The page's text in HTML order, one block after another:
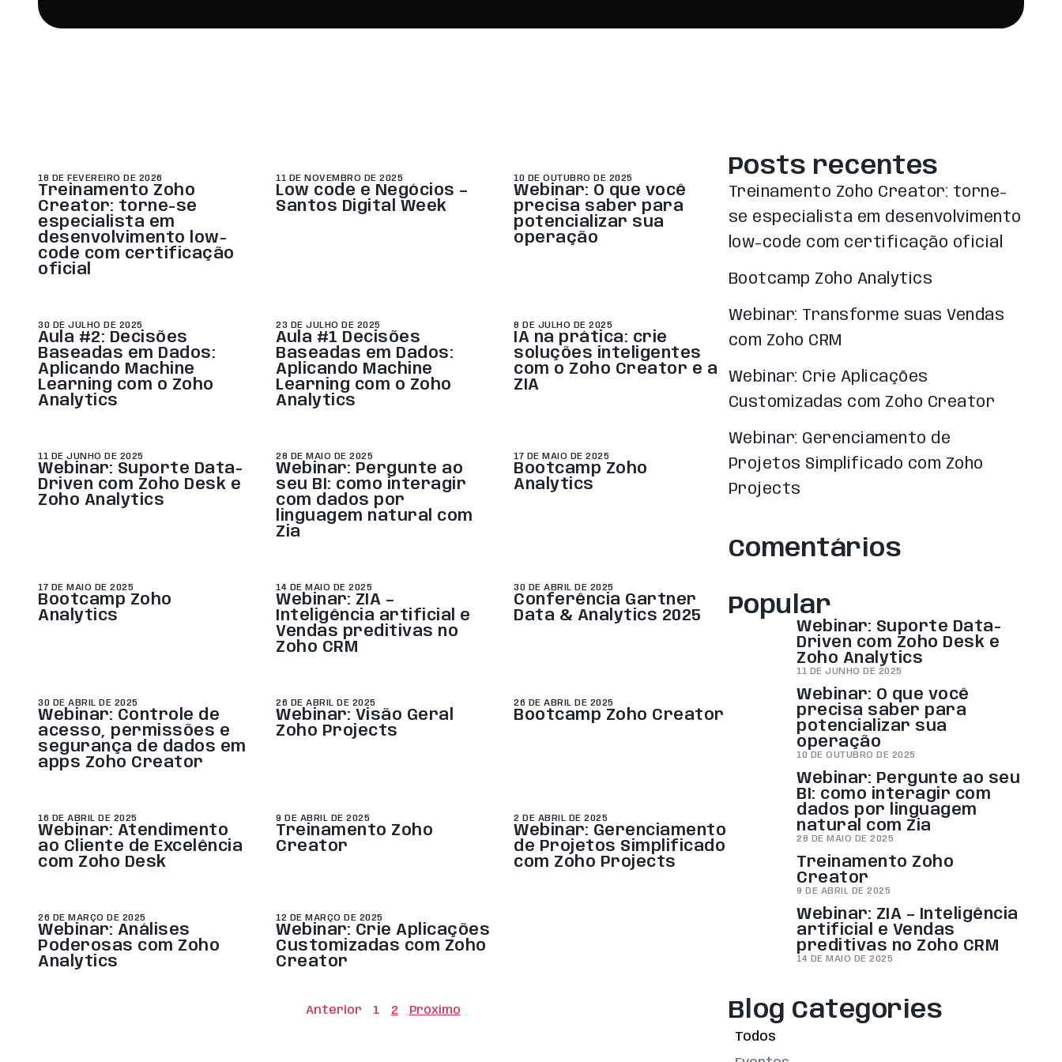
18 DE FEVEREIRO DE 2026
Treinamento Zoho
Creator: torne-se
especialista em
desenvolvimento low-
code com certificação
oficial
11 DE NOVEMBRO DE 2025
Low code e Negócios –
Santos Digital Week
10 DE OUTUBRO DE 2025
Webinar: O que você
precisa saber para
potencializar sua
operação
30 DE JULHO DE 2025
Aula #2: Decisões
Baseadas em Dados:
Aplicando Machine
Learning com o Zoho
Analytics
23 DE JULHO DE 2025
Aula #1 Decisões
Baseadas em Dados:
Aplicando Machine
Learning com o Zoho
Analytics
8 DE JULHO DE 2025
IA na prática: crie
soluções inteligentes
com o Zoho Creator e a
ZIA
11 DE JUNHO DE 2025
Webinar: Suporte Data-
Driven com Zoho Desk e
Zoho Analytics
28 DE MAIO DE 2025
Webinar: Pergunte ao
seu BI: como interagir
com dados por
linguagem natural com
Zia
17 DE MAIO DE 2025
Bootcamp Zoho
Analytics
17 DE MAIO DE 2025
Bootcamp Zoho
Analytics
14 DE MAIO DE 2025
Webinar: ZIA –
Inteligência artificial e
Vendas preditivas no
Zoho CRM
30 DE ABRIL DE 2025
Conferência Gartner
Data & Analytics 2025
30 DE ABRIL DE 2025
Webinar: Controle de
acesso, permissões e
segurança de dados em
apps Zoho Creator
26 DE ABRIL DE 2025
Webinar: Visão Geral
Zoho Projects
26 DE ABRIL DE 2025
Bootcamp Zoho Creator
16 DE ABRIL DE 2025
Webinar: Atendimento
ao Cliente de Excelência
com Zoho Desk
9 DE ABRIL DE 2025
Treinamento Zoho
Creator
2 DE ABRIL DE 2025
Webinar: Gerenciamento
de Projetos Simplificado
com Zoho Projects
26 DE MARÇO DE 2025
Webinar: Análises
Poderosas com Zoho
Analytics
12 DE MARÇO DE 2025
Webinar: Crie Aplicações
Customizadas com Zoho
Creator
Anterior 1 2 Próximo
Posts recentes
Treinamento Zoho Creator: torne-
se especialista em desenvolvimento
low-code com certificação oficial
Bootcamp Zoho Analytics
Webinar: Transforme suas Vendas
com Zoho CRM
Webinar: Crie Aplicações
Customizadas com Zoho Creator
Webinar: Gerenciamento de
Projetos Simplificado com Zoho
Projects
Comentários
Popular
11 DE JUNHO DE 2025
Webinar: Suporte Data-
Driven com Zoho Desk e
Zoho Analytics
10 DE OUTUBRO DE 2025
Webinar: O que você
precisa saber para
potencializar sua
operação
28 DE MAIO DE 2025
Webinar: Pergunte ao seu
BI: como interagir com
dados por linguagem
natural com Zia
9 DE ABRIL DE 2025
Treinamento Zoho
Creator
14 DE MAIO DE 2025
Webinar: ZIA – Inteligência
artificial e Vendas
preditivas no Zoho CRM
Blog Categories
Todos